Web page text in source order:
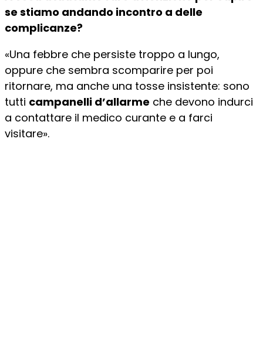
se stiamo andando incontro a delle
complicanze?
«Una febbre che persiste troppo a lungo,
oppure che sembra scomparire per poi
ritornare, ma anche una tosse insistente: sono
tutti campanelli d’allarme che devono indurci
a contattare il medico curante e a farci
visitare».